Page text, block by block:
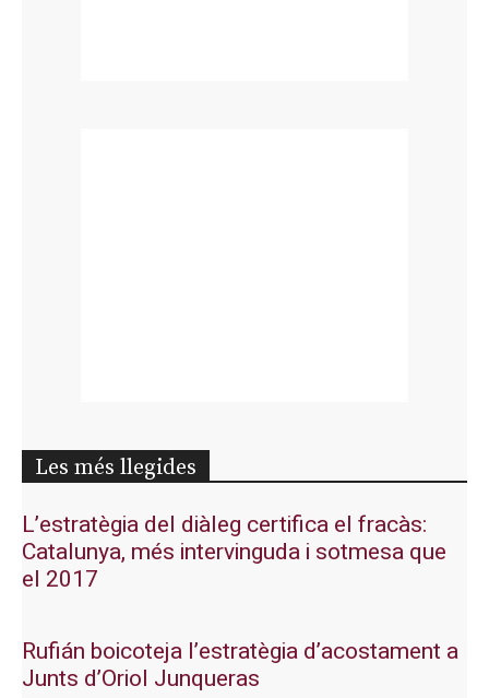
Les més llegides
L’estratègia del diàleg certifica el fracàs:
Catalunya, més intervinguda i sotmesa que
el 2017
Rufián boicoteja l’estratègia d’acostament a
Junts d’Oriol Junqueras